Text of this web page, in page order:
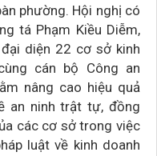
phường. Hội nghị có
tá Phạm Kiều Diễm,
diện 22 cơ sở kinh
cán bộ Công an
nâng cao hiệu quả
an ninh trật tự, đồng
các cơ sở trong việc
luật về kinh doanh